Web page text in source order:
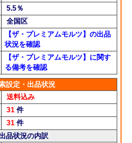
5.5％
全国区
【ザ・プレミアムモルツ】の出品
状況を確認
【ザ・プレミアムモルツ】に関す
る備考を確認
設定・出品状況
送料込み
31 件
31 件
品状況の内訳